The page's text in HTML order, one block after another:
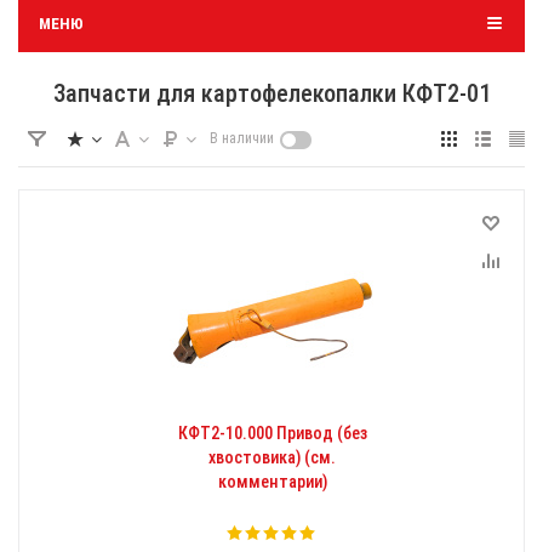
МЕНЮ
Запчасти для картофелекопалки КФТ2-01
В наличии
КФТ2-10.000 Привод (без
хвостовика) (см.
комментарии)